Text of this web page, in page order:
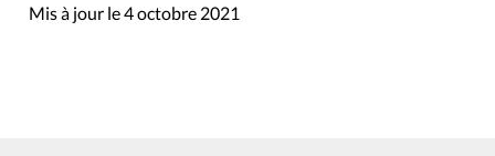
Mis à jour le 4 octobre 2021